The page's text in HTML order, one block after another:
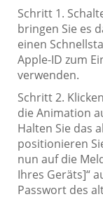
Schritt 1.
bringen Sie es
einen
Apple-ID zum
verwenden.
Schritt 2.
die Animation
Halten Sie das
positionieren
nun auf die
Ihres Geräts]“
Passwort des